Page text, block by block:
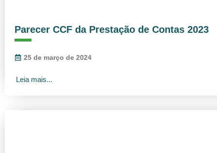
Parecer CCF da Prestação de Contas 2023
25 de março de 2024
Leia mais...